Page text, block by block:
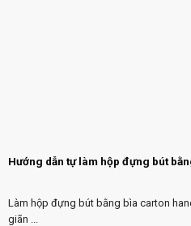
Hướng dẫn tự làm hộp đựng bút
Làm hộp đựng bút bằng bìa carton
giãn ...